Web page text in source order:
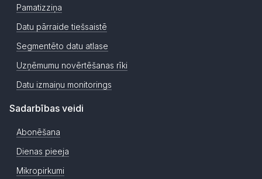
Pamatizziņa
Datu pārraide tiešsaistē
Segmentēto datu atlase
Uzņēmumu novērtēšanas rīki
Datu izmaiņu monitorings
Sadarbības veidi
Abonēšana
Dienas pieeja
Mikropirkumi